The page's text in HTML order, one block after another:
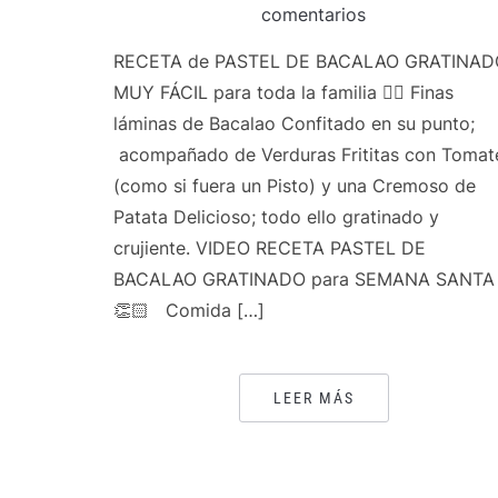
comentarios
RECETA de PASTEL DE BACALAO
MUY FÁCIL para toda la familia 👍🏻 Finas
láminas de Bacalao Confitado en su punto;
acompañado de Verduras Frititas con
(como si fuera un Pisto) y una Cremoso de
Patata Delicioso; todo ello gratinado y
crujiente. VIDEO RECETA PASTEL DE
BACALAO GRATINADO para SEMANA SANTA
👏🏻 Comida […]
LEER MÁS